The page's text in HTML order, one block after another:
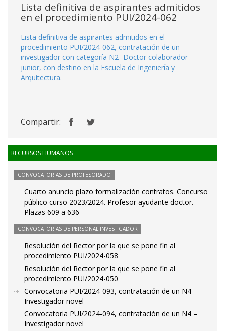
Lista definitiva de aspirantes admitidos
en el procedimiento PUI/2024-062
Lista definitiva de aspirantes admitidos en el
procedimiento PUI/2024-062, contratación de un
investigador con categoría N2 -Doctor colaborador
junior, con destino en la Escuela de Ingeniería y
Arquitectura.
Compartir:
RECURSOS HUMANOS
CONVOCATORIAS DE PROFESORADO
Cuarto anuncio plazo formalización contratos. Concurso
público curso 2023/2024. Profesor ayudante doctor.
Plazas 609 a 636
CONVOCATORIAS DE PERSONAL INVESTIGADOR
Resolución del Rector por la que se pone fin al
procedimiento PUI/2024-058
Resolución del Rector por la que se pone fin al
procedimiento PUI/2024-050
Convocatoria PUI/2024-093, contratación de un N4 –
Investigador novel
Convocatoria PUI/2024-094, contratación de un N4 –
Investigador novel